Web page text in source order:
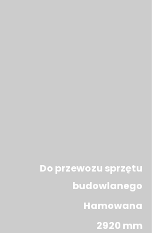
Do przewozu sprzętu
budowlanego
Hamowana
2920 mm